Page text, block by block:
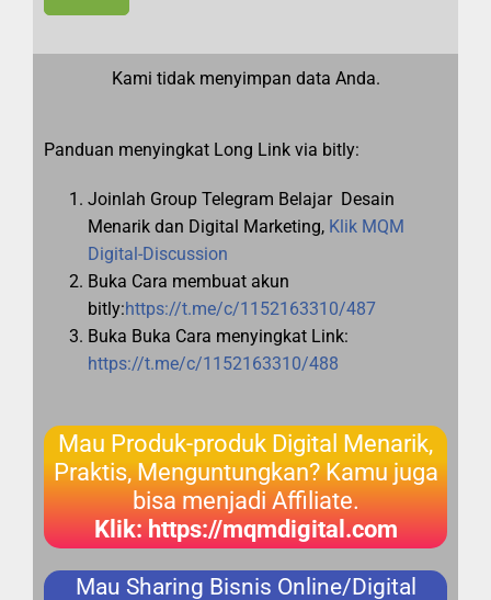
Kami tidak menyimpan data Anda.
Panduan menyingkat Long Link via bitly:
Joinlah Group Telegram Belajar Desain
Menarik dan Digital Marketing, Klik MQM
Digital-Discussion
Buka Cara membuat akun
bitly:https://t.me/c/1152163310/487
Buka Buka Cara menyingkat Link:
https://t.me/c/1152163310/488
Mau Produk-produk Digital Menarik,
Praktis, Menguntungkan? Kamu juga
bisa menjadi Affiliate.
Klik: https://mqmdigital.com
Mau Sharing Bisnis Online/Digital